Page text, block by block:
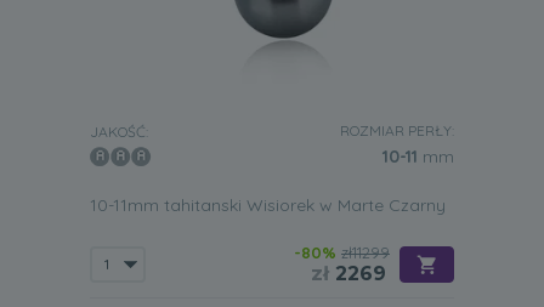
JAKOŚĆ: ROZMIAR PERŁY:
10-11 mm
10-11mm tahitanski Wisiorek w Marte Czarny
-80% zł11299
zł 2269